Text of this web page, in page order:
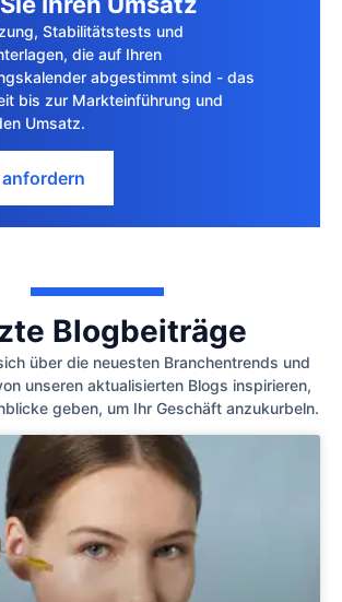
Stabilitätstests und
die auf Ihren
abgestimmt sind - das
bis zur Markteinführung und
Umsatz.
Blogbeiträge
über die neuesten Branchentrends und
unseren aktualisierten Blogs inspirieren,
geben, um Ihr Geschäft anzukurbeln.